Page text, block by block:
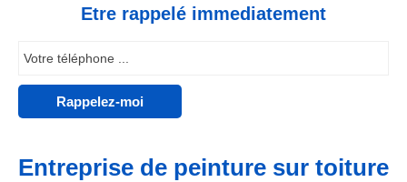
Etre rappelé immediatement
Entreprise de peinture sur toiture